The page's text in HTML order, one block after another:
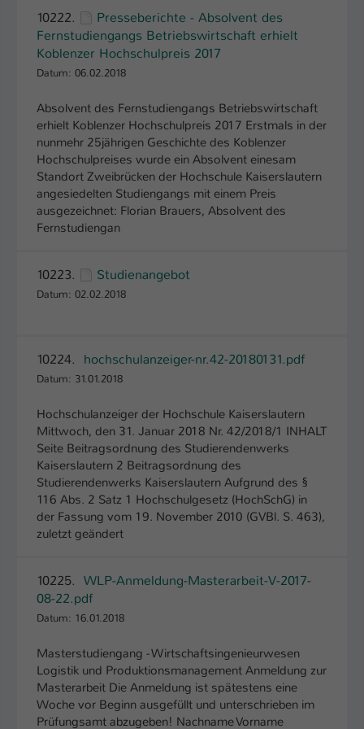
10222.
Presseberichte - Absolvent des
Fernstudiengangs Betriebswirtschaft erhielt
Koblenzer Hochschulpreis 2017
Datum: 06.02.2018
Absolvent des Fernstudiengangs Betriebswirtschaft
erhielt Koblenzer Hochschulpreis 2017 Erstmals in der
nunmehr 25jährigen Geschichte des Koblenzer
Hochschulpreises wurde ein Absolvent einesam
Standort Zweibrücken der Hochschule Kaiserslautern
angesiedelten Studiengangs mit einem Preis
ausgezeichnet: Florian Brauers, Absolvent des
Fernstudiengan
10223. Studienangebot
Datum: 02.02.2018
10224. hochschulanzeiger-nr.42-20180131.pdf
Datum: 31.01.2018
Hochschulanzeiger der Hochschule Kaiserslautern
Mittwoch, den 31. Januar 2018 Nr. 42/2018/1 INHALT
Seite Beitragsordnung des Studierendenwerks
Kaiserslautern 2 Beitragsordnung des
Studierendenwerks Kaiserslautern Aufgrund des §
116 Abs. 2 Satz 1 Hochschulgesetz (HochSchG) in
der Fassung vom 19. November 2010 (GVBl. S. 463),
zuletzt geändert
10225. WLP-Anmeldung-Masterarbeit-V-2017-
08-22.pdf
Datum: 16.01.2018
Masterstudiengang - Wirtschaftsingenieurwesen
Logistik und Produktionsmanagement Anmeldung zur
Masterarbeit Die Anmeldung ist spätestens eine
Woche vor Beginn ausgefüllt und unterschrieben im
Prüfungsamt abzugeben! Nachname Vorname
Zweck
generierte ID, für die historische
Speicherung Ihrer vorgenommen
Einstellungen, falls der Webseiten-
Betreiber dies eingestellt hat.
Name fe_typo_user / PHPSESSID
Anbieter TYPO3
Laufzeit 1 Woche
Dieses Cookie ist ein Standard-Session-
eines Intranet-Logins die Session-ID. So
kann der eingeloggte Benutzer
Anbieter TYPO3
Laufzeit 1 Tag
Zweck
Dieser Cookie teilt der Webseite mit, ob
ein Besucher im Typo3-Backend
angemeldet ist und Rechte besitzt diese